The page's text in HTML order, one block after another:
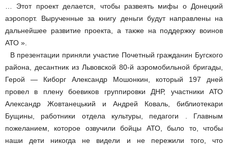
… Этот проект делается, чтобы развеять мифы о Донецкий
аэропорт. Вырученные за книгу деньги будут направлены на
дальнейшее развитие проекта, а также на поддержку воинов
АТО ».
В презентации приняли участие Почетный гражданин Бугского
района, десантник из Львовской 80-й аэромобильной бригады,
Герой — Киборг Александр Мошонкин, который 197 дней
провел в плену боевиков группировки ДНР, участники АТО
Александр Жовтанецький и Андрей Коваль, библиотекари
Бущины, работники отдела культуры, педагоги . Главным
пожеланием, которое озвучили бойцы АТО, было то, чтобы
наши дети никогда не видели и не пережили того, что